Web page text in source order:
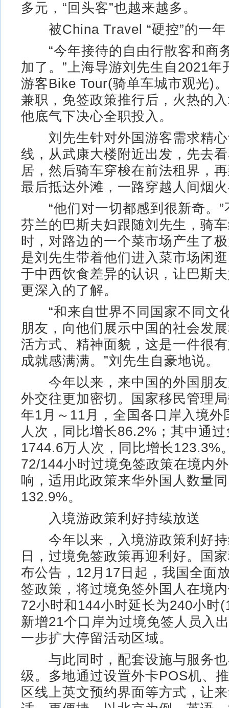
多元，“回头客”也越来越多。
被China Travel “硬控”的一年
“今年接待的自由行散客和商
加了。”上海导游刘先生自2021年
游客Bike Tour(骑单车城市观光)
兼职，免签政策推行后，火热的
他底气下决心全职投入。
刘先生针对外国游客需求精心
线，从武康大楼附近出发，先去
居，然后骑车穿梭在前法租界，
最后抵达外滩，一路穿越人间烟
“他们对一切都感到很新奇。”
芬兰的巴斯夫妇跟随刘先生，骑
时，对路边的一个菜市场产生了
是刘先生带着他们进入菜市场闲
于中西饮食差异的认识，让巴斯
更深入的了解。
“和来自世界不同国家不同文
朋友，向他们展示中国的社会发
活方式、精神面貌，这是一件很
成就感满满。”刘先生自豪地说。
今年以来，来中国的外国朋友
外交往更加密切。国家移民管理
年1月～11月，全国各口岸入境外
人次，同比增长86.2%；其中通
1744.6万人次，同比增长123.3%
72/144小时过境免签政策在境内
响，适用此政策来华外国人数量
132.9%。
入境游政策利好持续放送
今年以来，入境游政策利好持
日，过境免签政策再迎利好。国
布公告，12月17日起，我国全面
签政策，将过境免签外国人在境
72小时和144小时延长为240小时
新增21个口岸为过境免签人员入
一步扩大停留活动区域。
与此同时，配套设施与服务也
级。多地通过设置外卡POS机、
区线上英文预约界面等方式，让